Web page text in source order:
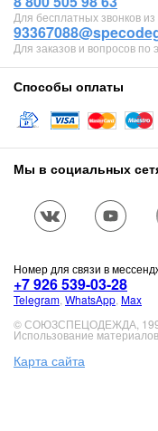
Для бесплатных звонков из
Для заказов и вопросов по
Способы оплаты
Мы в социальных
Номер для связи в
+7 926 539-03-28
Telegram WhatsApp Max
© СОЮЗСПЕЦОДЕЖДА,
Использование
Карта сайта